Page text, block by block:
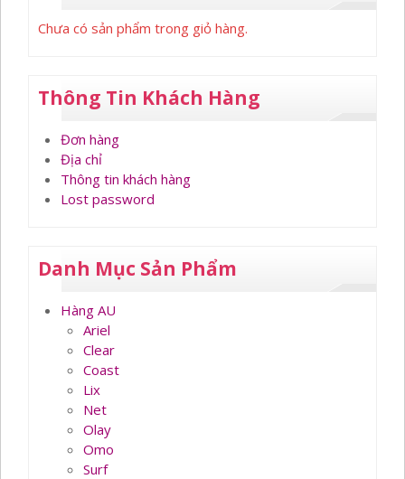
Chưa có sản phẩm trong giỏ hàng.
Thông Tin Khách Hàng
Đơn hàng
Địa chỉ
Thông tin khách hàng
Lost password
Danh Mục Sản Phẩm
Hàng AU
Ariel
Clear
Coast
Lix
Net
Olay
Omo
Surf